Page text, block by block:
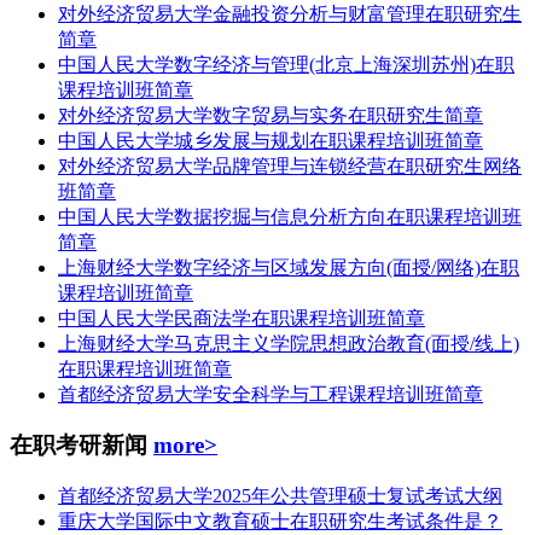
对外经济贸易大学金融投资分析与财富管理在职研究生
简章
中国人民大学数字经济与管理(北京上海深圳苏州)在职
课程培训班简章
对外经济贸易大学数字贸易与实务在职研究生简章
中国人民大学城乡发展与规划在职课程培训班简章
对外经济贸易大学品牌管理与连锁经营在职研究生网络
班简章
中国人民大学数据挖掘与信息分析方向在职课程培训班
简章
上海财经大学数字经济与区域发展方向(面授/网络)在职
课程培训班简章
中国人民大学民商法学在职课程培训班简章
上海财经大学马克思主义学院思想政治教育(面授/线上)
在职课程培训班简章
首都经济贸易大学安全科学与工程课程培训班简章
在职考研新闻 more>
首都经济贸易大学2025年公共管理硕士复试考试大纲
重庆大学国际中文教育硕士在职研究生考试条件是？